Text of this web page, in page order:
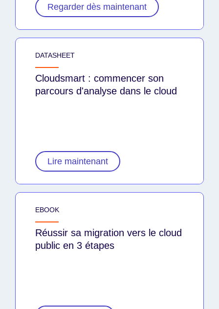
Regarder dès maintenant
DATASHEET
Cloudsmart : commencer son
parcours d'analyse dans le cloud
Lire maintenant
EBOOK
Réussir sa migration vers le cloud
public en 3 étapes